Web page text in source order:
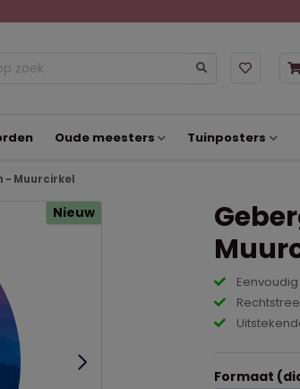
Oude meesters Tuinposters
- Muurcirkel
Formaat
Nieuw